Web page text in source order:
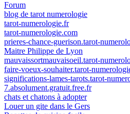
Forum
blog de tarot numerologie
tarot-numerologie.fr
tarot-numerologie.com
prieres-chance-guerison.tarot-
Maitre Philippe de Lyon
mauvaissortmauvaisoeil.tarot-
faire-voeux-souhaiter.tarot-
significations-lames-tarots.tarot-
7.absolument.gratuit.free.fr
chats et chatons à adopter
Louer un gite dans le Gers